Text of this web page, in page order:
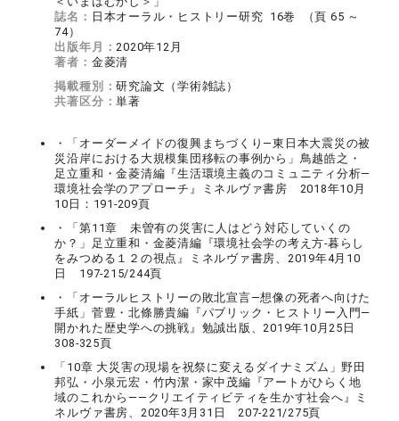
誌名： 日本オーラル・ヒストリー研究 16巻 （頁 65 ～
74）
出版年月：2020年12月
著者： 金菱清
掲載種別：研究論文（学術雑誌）
共著区分：単著
・「オーダーメイドの復興まちづくり―東日本大震災の被
災沿岸における大規模集団移転の事例から」鳥越皓之・
足立重和・金菱清編『生活環境主義のコミュニティ分析―
環境社会学のアプローチ』ミネルヴァ書房 2018年10月
10日：191-209頁
・「第11章 未曽有の災害に人はどう対応していくの
か？」足立重和・金菱清編『環境社会学の考え方-暮らし
をみつめる１２の視点』ミネルヴァ書房、2019年4月10
日 197-215/244頁
・「オーラルヒストリーの敗北宣言―想像の死者へ向けた
手紙」菅豊・北條勝貴編『パブリック・ヒストリー入門―
開かれた歴史学への挑戦』勉誠出版、2019年10月25日
308-325頁
「10章 大災害の現場を祝祭に変えるダイナミズム」野田
邦弘・小泉元宏・竹内潔・家中茂編『アートがひらく地
域のこれから――クリエイティビティを生かす社会へ』ミ
ネルヴァ書房、2020年3月31日 207-221/275頁